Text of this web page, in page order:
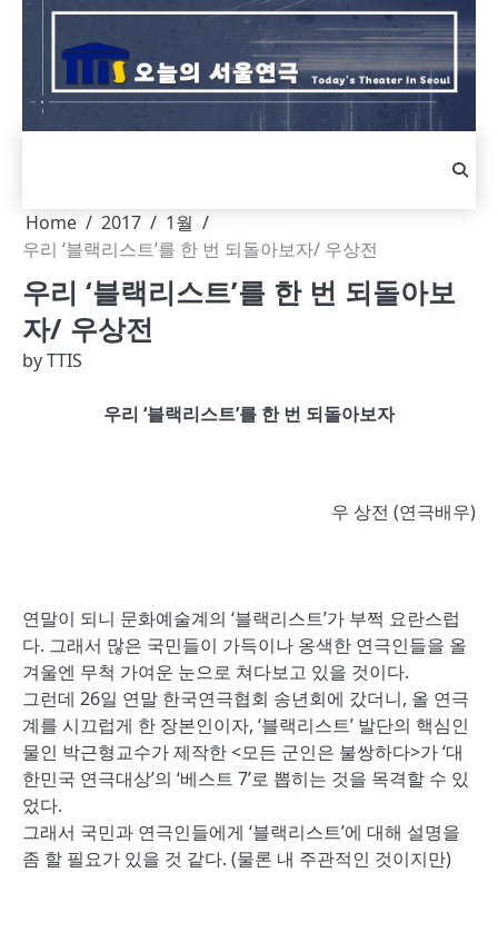
Skip
content
Home 2017
1월
우리 ‘블랙리스트’를 한 번 되돌아보자/ 우상전
우리 ‘블랙리스트’를 한 번 되돌아보
자/ 우상전
byTTIS
우리 ‘블랙리스트’를 한 번 되돌아보자
우 상전 (연극배우)
연말이 되니 문화예술계의 ‘블랙리스트’가 부쩍 요란스럽
다. 그래서 많은 국민들이 가득이나 옹색한 연극인들을 올
겨울엔 무척 가여운 눈으로 쳐다보고 있을 것이다.
그런데 26일 연말 한국연극협회 송년회에 갔더니, 올 연극
계를 시끄럽게 한 장본인이자, ‘블랙리스트’ 발단의 핵심인
물인 박근형교수가 제작한 <모든 군인은 불쌍하다>가 ‘대
한민국 연극대상’의 ‘베스트 7’로 뽑히는 것을 목격할 수 있
었다.
그래서 국민과 연극인들에게 ‘블랙리스트’에 대해 설명을
좀 할 필요가 있을 것 같다. (물론 내 주관적인 것이지만)